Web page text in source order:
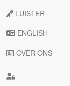
LUISTER
ENGLISH
OVER ONS